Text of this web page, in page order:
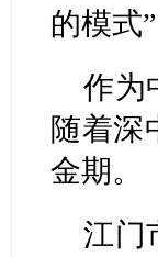
的模式”
作为
随着深
金期。
江门